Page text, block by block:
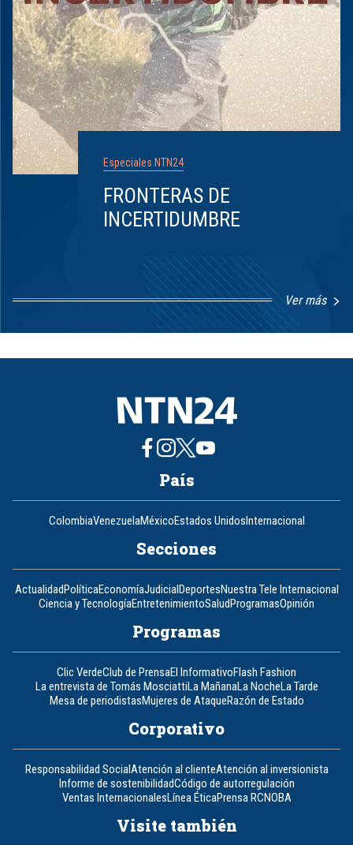
Especiales NTN24
FRONTERAS DE
INCERTIDUMBRE
Ver más
8
País
ColombiaVenezuelaMéxicoEstados UnidosInternacional
Secciones
ActualidadPolíticaEconomíaJudicialDeportesNuestra Tele Internacional
Ciencia y TecnologíaEntretenimientoSaludProgramasOpinión
Programas
Clic VerdeClub de PrensaEl InformativoFlash Fashion
La entrevista de Tomás MosciattiLa MañanaLa NocheLa Tarde
Mesa de periodistasMujeres de AtaqueRazón de Estado
Corporativo
Responsabilidad SocialAtención al clienteAtención al inversionista
Informe de sostenibilidadCódigo de autorregulación
Ventas InternacionalesLínea ÉticaPrensa RCNOBA
Visite también